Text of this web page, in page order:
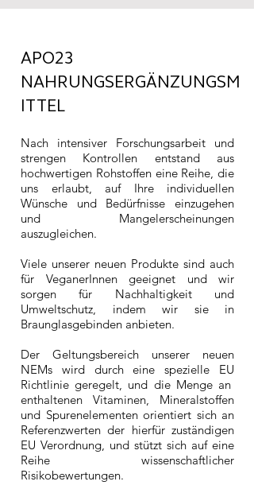
APO23
NAHRUNGSERGÄNZUNGSM
ITTEL
Nach intensiver Forschungsarbeit und
strengen Kontrollen entstand aus
hochwertigen Rohstoffen eine Reihe, die
uns erlaubt, auf Ihre individuellen
Wünsche und Bedürfnisse einzugehen
und Mangelerscheinungen
auszugleichen.
Viele unserer neuen Produkte sind auch
für VeganerInnen geeignet und wir
sorgen für Nachhaltigkeit und
Umweltschutz, indem wir sie in
Braunglasgebinden anbieten.
Der Geltungsbereich unserer neuen
NEMs wird durch eine spezielle EU
Richtlinie geregelt, und die Menge an
enthaltenen Vitaminen, Mineralstoffen
und Spurenelementen orientiert sich an
Referenzwerten der hierfür zuständigen
EU Verordnung, und stützt sich auf eine
Reihe wissenschaftlicher
Risikobewertungen.